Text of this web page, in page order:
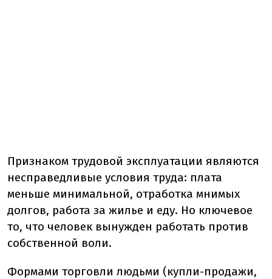
Признаком трудовой эксплуатации являются
несправедливые условия труда: плата
меньше минимальной, отработка мнимых
долгов, работа за жилье и еду. Но ключевое
то, что человек вынужден работать против
собственной воли.
Формами торговли людьми (купли-продажи,